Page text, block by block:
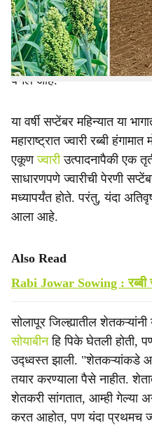
e
उत्पादन करणाऱ्या या भागातील
आगामी रब्बी हंगामातील
ज्वारीऐवजी हरभरा, गहू आणि
वळत आहेत. शेतांमध्ये पाणी
बनले आहे.
या वर्षी सप्टेंबर महिन्यात या
महाराष्ट्रात ज्वारी रब्बी
एकूणज्वारीउत्पादनापैकी एक
साधारणपणे ज्वारीची पेरणी
मध्यापर्यंत होते. परंतु, यंदा
आला आहे.
Also Read
Rabi Jowar Sowing : रब्बी
सोलापूर जिल्ह्यातील शेतकऱ्यांनी
सोयाबीनहि पिके घेतली होती,
उद्ध्वस्त झाली. "शेतकऱ्यांकडे
तयार करण्याला पैसे नाहीत.
शेतकरी सांगतात, आम्ही गेल्या
करत आहोत, पण यंदा प्रथमच